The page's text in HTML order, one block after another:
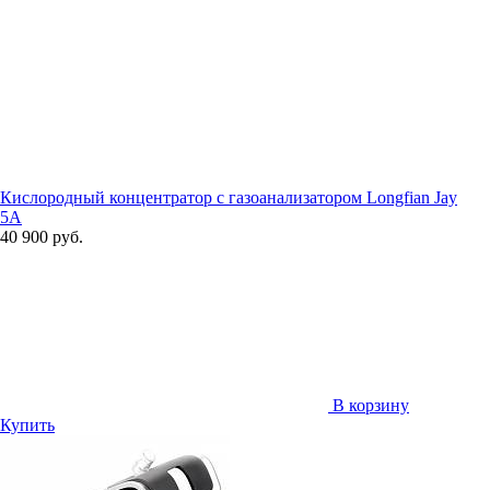
Кислородный концентратор с газоанализатором Longfian Jay
5A
40 900 руб.
В корзину
Купить